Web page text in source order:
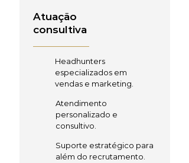
Atuação
consultiva
Headhunters
especializados em
vendas e marketing.
Atendimento
personalizado e
consultivo.
Suporte estratégico para
além do recrutamento.